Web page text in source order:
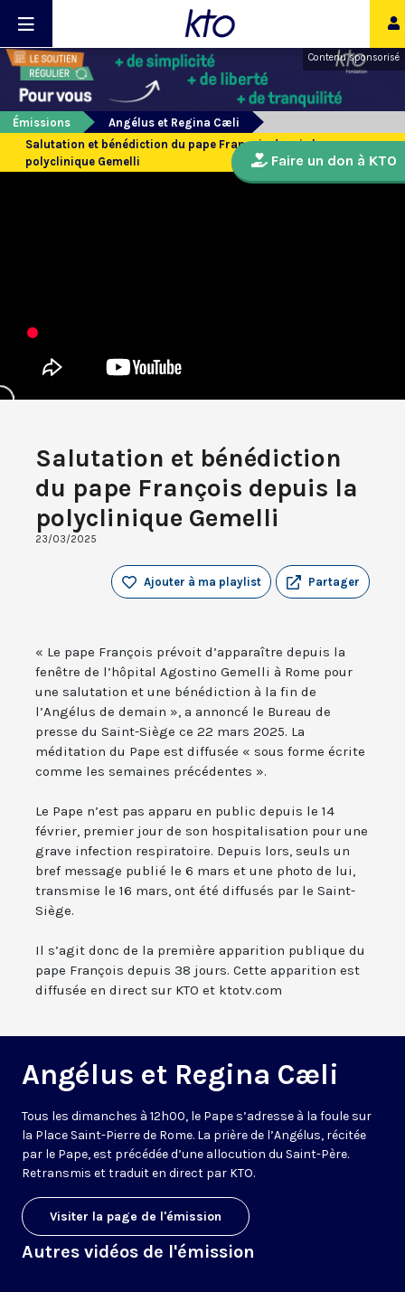
Contenu sponsorisé
Émissions
Angélus et Regina Cæli
Salutation et bénédiction du pape François depuis la
polyclinique Gemelli
Salutation et bénédiction
du pape François depuis la
polyclinique Gemelli
23/03/2025
Partager
Ajouter à ma playlist
« Le pape François prévoit d’apparaître depuis la
fenêtre de l’hôpital Agostino Gemelli à Rome pour
une salutation et une bénédiction à la fin de
l’Angélus de demain », a annoncé le Bureau de
presse du Saint-Siège ce 22 mars 2025. La
méditation du Pape est diffusée « sous forme écrite
comme les semaines précédentes ».
Le Pape n’est pas apparu en public depuis le 14
février, premier jour de son hospitalisation pour une
grave infection respiratoire. Depuis lors, seuls un
bref message publié le 6 mars et une photo de lui,
transmise le 16 mars, ont été diffusés par le Saint-
Siège.
Il s’agit donc de la première apparition publique du
pape François depuis 38 jours. Cette apparition est
diffusée en direct sur KTO et ktotv.com
Angélus et Regina Cæli
Tous les dimanches à 12h00, le Pape s’adresse à la foule sur
la Place Saint-Pierre de Rome. La prière de l’Angélus, récitée
par le Pape, est précédée d’une allocution du Saint-Père.
Retransmis et traduit en direct par KTO.
Visiter la page de l'émission
Autres vidéos de l'émission
Faire un don à KTO